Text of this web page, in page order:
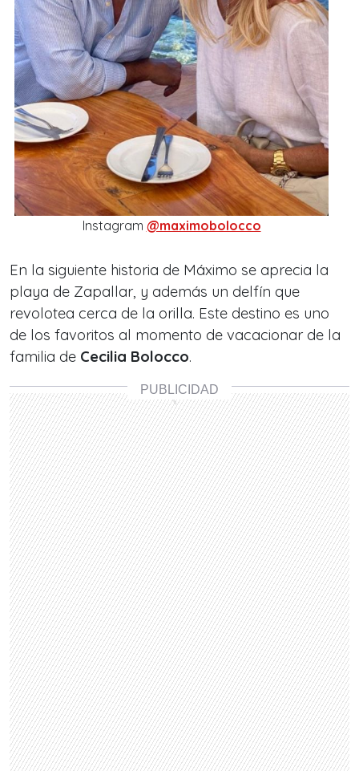
Instagram @maximobolocco
En la siguiente historia de Máximo se aprecia la
playa de Zapallar, y además un delfín que
revolotea cerca de la orilla. Este destino es uno
de los favoritos al momento de vacacionar de la
familia de Cecilia Bolocco.